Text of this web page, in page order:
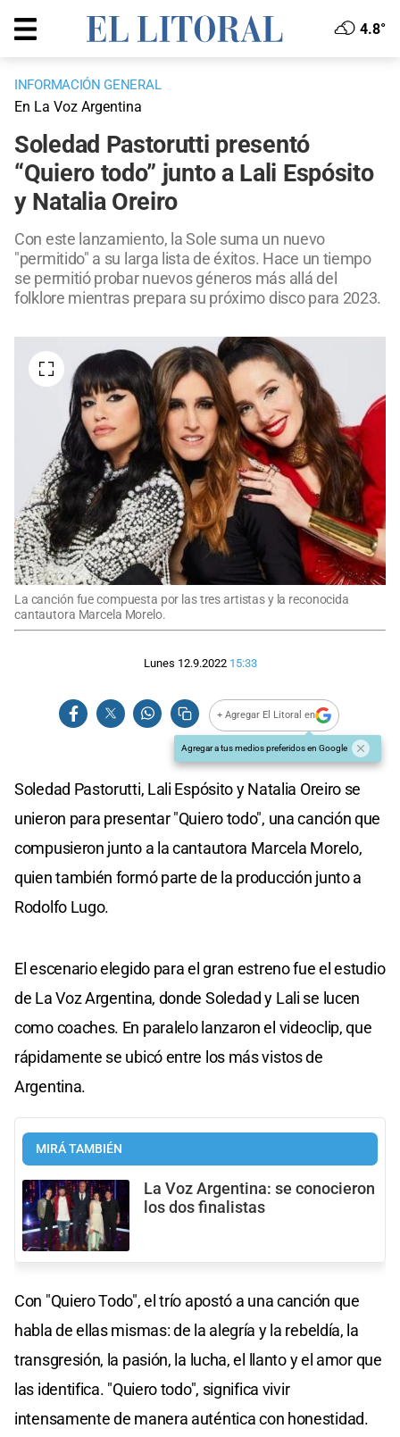
4.8°
INFORMACIÓN GENERAL
En La Voz Argentina
Soledad Pastorutti presentó
“Quiero todo” junto a Lali Espósito
y Natalia Oreiro
Con este lanzamiento, la Sole suma un nuevo
"permitido" a su larga lista de éxitos. Hace un tiempo
se permitió probar nuevos géneros más allá del
folklore mientras prepara su próximo disco para 2023.
La canción fue compuesta por las tres artistas y la reconocida
cantautora Marcela Morelo.
Lunes 12.9.2022 15:33
+ Agregar El Litoral en
Agregar a tus medios preferidos en Google
Soledad Pastorutti, Lali Espósito y Natalia Oreiro se
unieron para presentar "Quiero todo", una canción que
compusieron junto a la cantautora Marcela Morelo,
quien también formó parte de la producción junto a
Rodolfo Lugo.
El escenario elegido para el gran estreno fue el estudio
de La Voz Argentina, donde Soledad y Lali se lucen
como coaches. En paralelo lanzaron el videoclip, que
rápidamente se ubicó entre los más vistos de
Argentina.
MIRÁ TAMBIÉN
La Voz Argentina: se conocieron
los dos finalistas
Con "Quiero Todo", el trío apostó a una canción que
habla de ellas mismas: de la alegría y la rebeldía, la
transgresión, la pasión, la lucha, el llanto y el amor que
las identifica. "Quiero todo", significa vivir
intensamente de manera auténtica con honestidad.